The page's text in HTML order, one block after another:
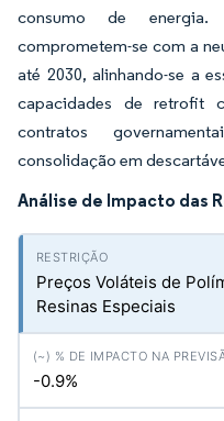
consumo de
comprometem-se com a
até 2030, alinhando-se a
capacidades de retrofit
contratos
consolidação em
Análise de Impacto das
Preços Voláteis de
Resinas Especiais
-0.9%